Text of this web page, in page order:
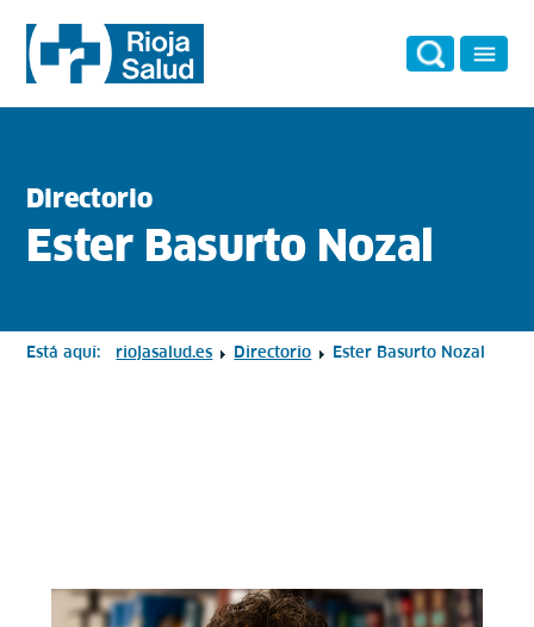
Directorio
Ester Basurto Nozal
Está aquí: riojasalud.es Directorio Ester Basurto Nozal